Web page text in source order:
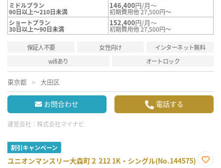
ミドルプラン
90日以上～210日未満
146,400円/月～
初期費用他 27,500円～
ショートプラン
30日以上～90日未満
152,400円/月～
初期費用他 27,500円～
保証人不要 女性向け
インターネット無料
wifiあり
オートロック
東京都 大田区
お問合わせ 電話する
運営会社： 株式会社マイナビ
割引キャンペーン
ユニオンマンスリー大森町２ 212 1K・シングル(No.144575)